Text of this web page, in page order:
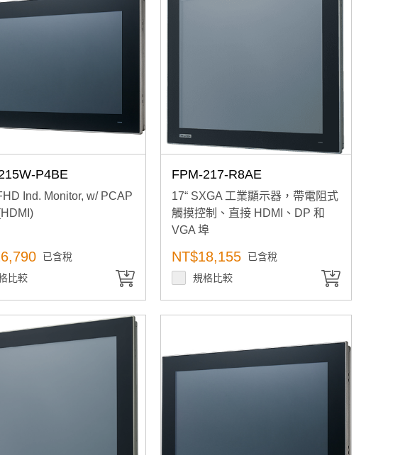
P4BE
Ind. Monitor, w/ PCAP
已含稅
比較
FPM-217-R8AE
17“ SXGA 工業顯示器，帶電阻式
觸摸控制、直接 HDMI、DP 和
VGA 埠
NT$18,155
已含稅
規格比較